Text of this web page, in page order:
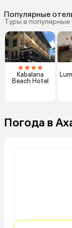
Популярные
Туры в популярные
★★★★
Kabalana
Beach Hotel
Погода в